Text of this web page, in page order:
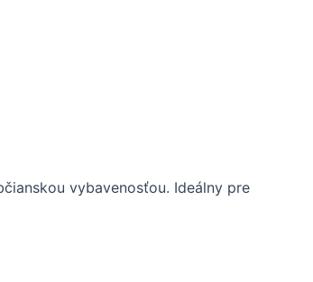
vybavenosťou. Ideálny pre